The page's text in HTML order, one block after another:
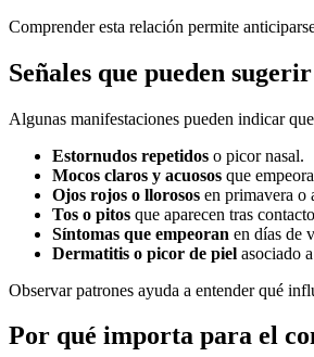
Comprender esta relación permite
Señales que pueden
Algunas manifestaciones pueden indicar
Estornudos repetidos o picor nasal.
Mocos claros y acuosos que
Ojos rojos o llorosos en primavera o
Tos o pitos que aparecen tras
Síntomas que empeoran en días de
Dermatitis o picor de piel asociado
Observar patrones ayuda a entender qué
Por qué importa para el